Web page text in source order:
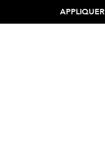
APPLIQUER